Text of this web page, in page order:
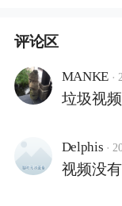
评论区
MANKE ·
垃圾视频
Delphis ·
视频没